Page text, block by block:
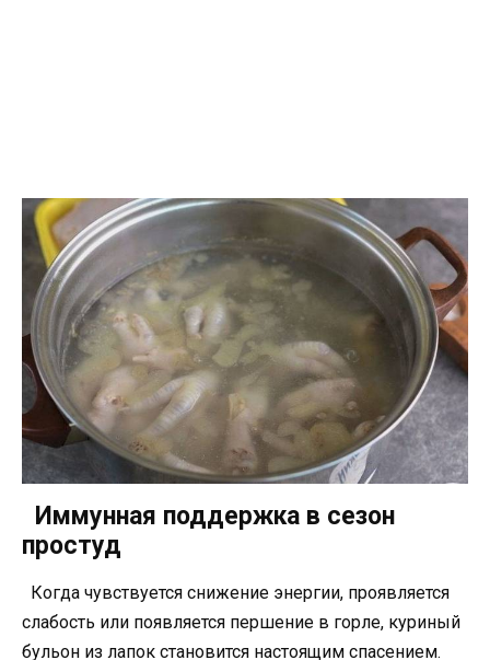
Иммунная поддержка в сезон
простуд
Когда чувствуется снижение энергии, проявляется
слабость или появляется першение в горле, куриный
бульон из лапок становится настоящим спасением.